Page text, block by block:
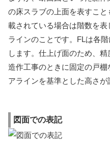
の床スラブの上面を表すこ
載されている場合は階数を
ラインのことです。FLは各
します。仕上げ面のため、精
造作工事のときに固定の戸
アラインを基準とした高さが
図面での表記